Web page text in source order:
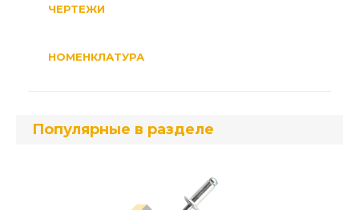
ЧЕРТЕЖИ
НОМЕНКЛАТУРА
Популярные в разделе